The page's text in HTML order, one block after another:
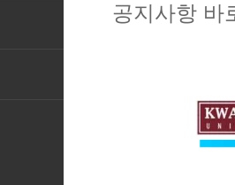
공지사항 바